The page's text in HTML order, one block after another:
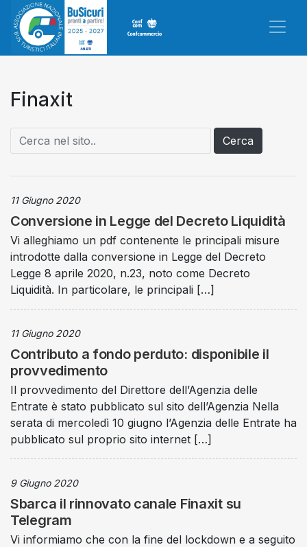
Finaxit
Cerca
11 Giugno 2020
Conversione in Legge del Decreto Liquidità
Vi alleghiamo un pdf contenente le principali misure
introdotte dalla conversione in Legge del Decreto
Legge 8 aprile 2020, n.23, noto come Decreto
Liquidità. In particolare, le principali […]
11 Giugno 2020
Contributo a fondo perduto: disponibile il
provvedimento
Il provvedimento del Direttore dell’Agenzia delle
Entrate è stato pubblicato sul sito dell’Agenzia Nella
serata di mercoledì 10 giugno l’Agenzia delle Entrate ha
pubblicato sul proprio sito internet […]
9 Giugno 2020
Sbarca il rinnovato canale Finaxit su
Telegram
Vi informiamo che con la fine del lockdown e a seguito